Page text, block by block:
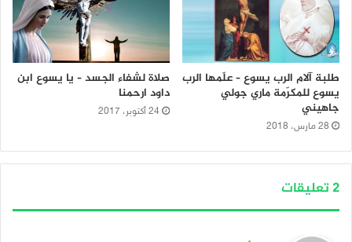
طلبة آلام الرب يسوع – علّمها الرب
يسوع للمكرّمة ماري جولي
جاهيني
28 مارس، 2018
صلاة لشفاء الجسد – يا يسوع ابن
داود ارحمنا
24 أكتوبر، 2017
‫2 تعليقات